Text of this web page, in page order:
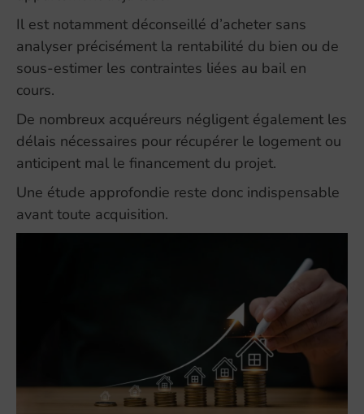
Il est notamment déconseillé d’acheter sans
analyser précisément la rentabilité du bien ou de
sous-estimer les contraintes liées au bail en
cours.
De nombreux acquéreurs négligent également les
délais nécessaires pour récupérer le logement ou
anticipent mal le financement du projet.
Une étude approfondie reste donc indispensable
avant toute acquisition.